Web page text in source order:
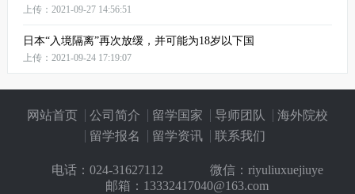
上传：2021-09-27 14:56:51
日本“入境隔离”再次放缓，并可能为18岁以下国
上传：2021-09-24 17:19:07
网站首页 公司简介 留学国家 导师团队
海外院校
留学报名
留学资讯 联系我们
电话： 024-31627112
微信：riyuliuxuejiuye
邮箱：13332417040@163.com